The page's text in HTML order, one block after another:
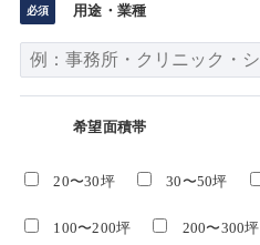
用途・業種
希望面積帯
20〜30坪 30〜50坪
100〜200坪 200〜300坪